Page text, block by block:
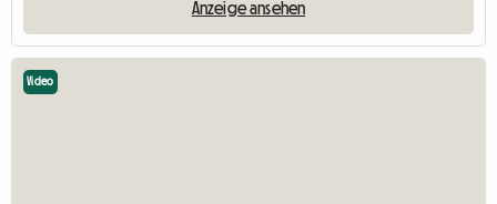
Anzeige ansehen
Video